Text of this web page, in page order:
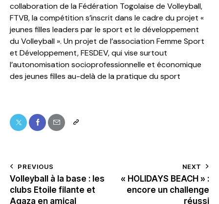
collaboration de la Fédération Togolaise de Volleyball,
FTVB, la compétition s’inscrit dans le cadre du projet «
jeunes filles leaders par le sport et le développement
du Volleyball ». Un projet de l’association Femme Sport
et Développement, FESDEV, qui vise surtout
l’autonomisation socioprofessionnelle et économique
des jeunes filles au-delà de la pratique du sport
PREVIOUS
Volleyball à la base : les
clubs Etoile filante et
Agaza en amical
NEXT
« HOLIDAYS BEACH » :
encore un challenge
réussi